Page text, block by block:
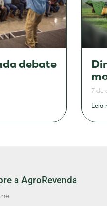
debate
7 de
Leia
a AgroRevenda